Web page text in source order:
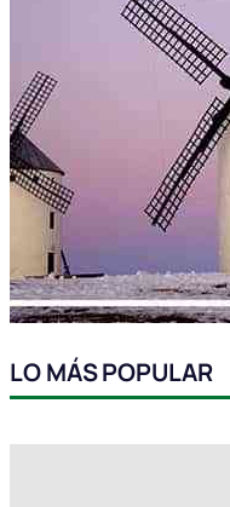
LO MÁS POPULAR